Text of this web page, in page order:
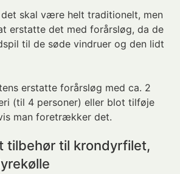
det skal være helt traditionelt, men
erstatte det med forårsløg, da de
til de søde vindruer og den lidt
erstatte forårsløg med ca. 2
(til 4 personer) eller blot tilføje
man foretrækker det.
tilbehør til krondyrfilet,